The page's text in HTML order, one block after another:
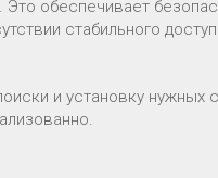
обеспечивает
стабильного
и установку нужных